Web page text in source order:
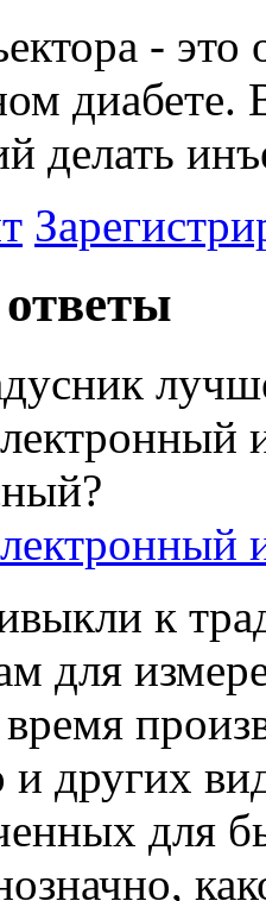
- это
делать
к
для
других
для